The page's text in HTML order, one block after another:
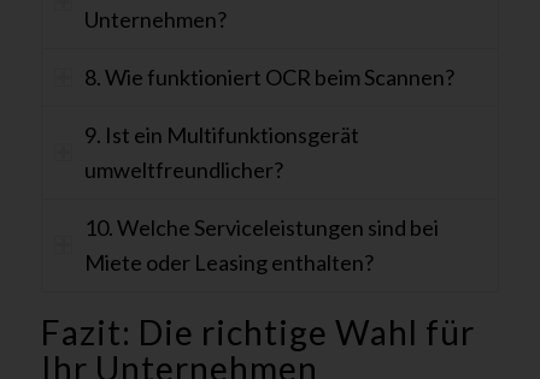
Unternehmen?
8. Wie funktioniert OCR beim Scannen?
9. Ist ein Multifunktionsgerät
umweltfreundlicher?
10. Welche Serviceleistungen sind bei
Miete oder Leasing enthalten?
Fazit: Die richtige Wahl für
Ihr Unternehmen